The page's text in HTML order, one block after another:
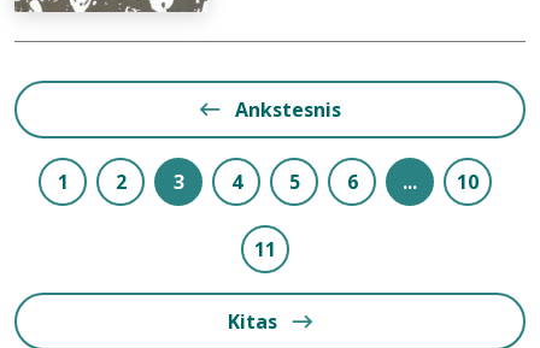
Ankstesnis
1 2 3 4 5 6 ... 10
11
Kitas